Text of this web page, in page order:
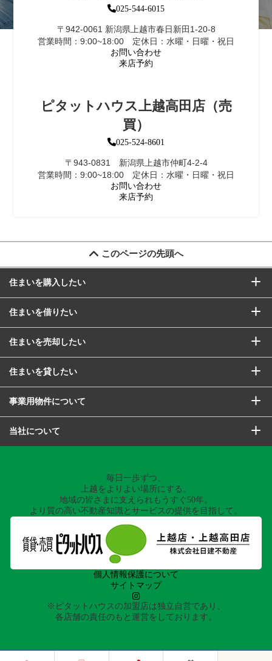
025-544-6015
〒942-0061 新潟県上越市春日新田1-20-8
営業時間：9:00~18:00 定休日：水曜・日曜・祝日
お問い合わせ
来店予約
ピタットハウス上越高田店（売
買）
025-524-8601
〒943-0831 新潟県上越市仲町4-2-4
営業時間：9:00~18:00 定休日：水曜・日曜・祝日
お問い合わせ
来店予約
このページの先頭へ
住まいを購入したい
住まいを借りたい
住まいを売却したい
住まいを貸したい
事業用物件について
当社について
毎日一歩ずつ、
上越をよりよい場所にする。
地域の皆さまに支えられもうすぐ50年。
より質の高い不動産知識とサービスの提供を目指して。
個人情報保護について
サイトマップ
※ピタットハウスの加盟店は独立自営であり、
各店舗の責任のもと運営をしております。